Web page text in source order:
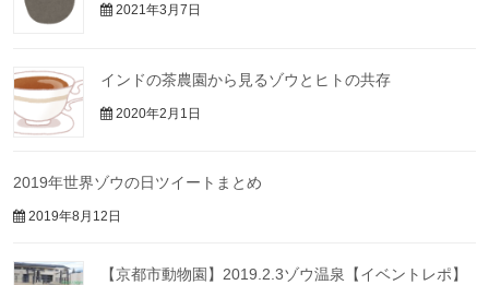
2021年3月7日
インドの茶農園から見るゾウとヒトの共存
2020年2月1日
2019年世界ゾウの日ツイートまとめ
2019年8月12日
【京都市動物園】2019.2.3ゾウ温泉【イベントレポ】